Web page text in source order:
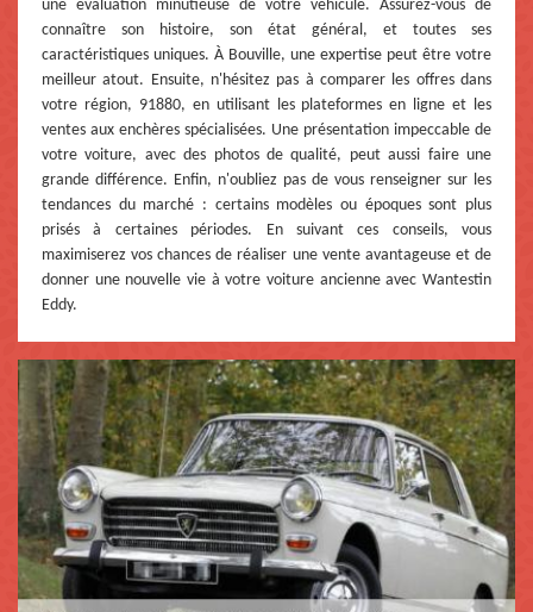
une évaluation minutieuse de votre véhicule. Assurez-vous de
connaître son histoire, son état général, et toutes ses
caractéristiques uniques. À Bouville, une expertise peut être votre
meilleur atout. Ensuite, n'hésitez pas à comparer les offres dans
votre région, 91880, en utilisant les plateformes en ligne et les
ventes aux enchères spécialisées. Une présentation impeccable de
votre voiture, avec des photos de qualité, peut aussi faire une
grande différence. Enfin, n'oubliez pas de vous renseigner sur les
tendances du marché : certains modèles ou époques sont plus
prisés à certaines périodes. En suivant ces conseils, vous
maximiserez vos chances de réaliser une vente avantageuse et de
donner une nouvelle vie à votre voiture ancienne avec Wantestin
Eddy.